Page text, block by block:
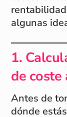
algunas
1.
de
Antes de
dónde